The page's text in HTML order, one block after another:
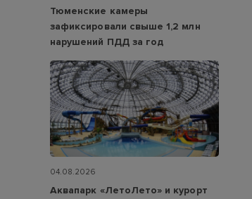
Тюменские камеры
зафиксировали свыше 1,2 млн
нарушений ПДД за год
04.08.2026
Аквапарк «ЛетоЛето» и курорт